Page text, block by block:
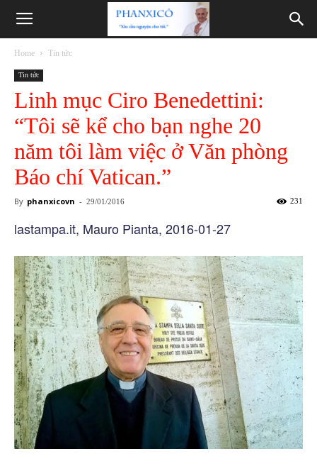
Phanxicô
Home Tin tức
Tin tức
Linh mục Ciro Benedettini:
“Tôi sẽ kể cho bạn nghe 20
năm tôi làm việc ở Văn phòng
Báo chí Vatican.”
By phanxicovn - 29/01/2016 231
lastampa.it, Mauro Pianta, 2016-01-27